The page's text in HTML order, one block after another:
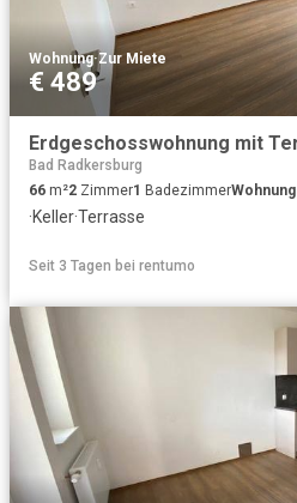
Wohnung·Zur Miete
€ 489
Bad Radkersburg
66 m²2 Zimmer1 BadezimmerWohnung
·Keller·Terrasse
Seit 3 Tagen bei rentumo